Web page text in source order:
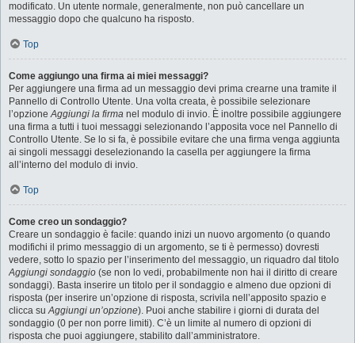
modificato. Un utente normale, generalmente, non può cancellare un
messaggio dopo che qualcuno ha risposto.
Top
Come aggiungo una firma ai miei messaggi?
Per aggiungere una firma ad un messaggio devi prima crearne una tramite il
Pannello di Controllo Utente. Una volta creata, è possibile selezionare
l’opzioneAggiungi la firma nel modulo di invio. È inoltre possibile aggiungere
una firma a tutti i tuoi messaggi selezionando l’apposita voce nel Pannello di
Controllo Utente. Se lo si fa, è possibile evitare che una firma venga aggiunta
ai singoli messaggi deselezionando la casella per aggiungere la firma
all’interno del modulo di invio.
Top
Come creo un sondaggio?
Creare un sondaggio è facile: quando inizi un nuovo argomento (o quando
modifichi il primo messaggio di un argomento, se ti è permesso) dovresti
vedere, sotto lo spazio per l’inserimento del messaggio, un riquadro dal titolo
Aggiungi sondaggio (se non lo vedi, probabilmente non hai il diritto di creare
sondaggi). Basta inserire un titolo per il sondaggio e almeno due opzioni di
risposta (per inserire un’opzione di risposta, scrivila nell’apposito spazio e
clicca suAggiungi un’opzione). Puoi anche stabilire i giorni di durata del
sondaggio (0 per non porre limiti). C’è un limite al numero di opzioni di
risposta che puoi aggiungere, stabilito dall’amministratore.